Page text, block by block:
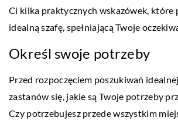
Ci kilka praktycznych wskazówek, które
idealną szafę, spełniającą Twoje
Określ swoje potrzeby
Przed rozpoczęciem poszukiwań idealnej
zastanów się, jakie są Twoje potrzeby
Czy potrzebujesz przede wszystkim